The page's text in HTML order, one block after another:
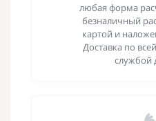
любая форма
безналичный
картой и
Доставка по
службой